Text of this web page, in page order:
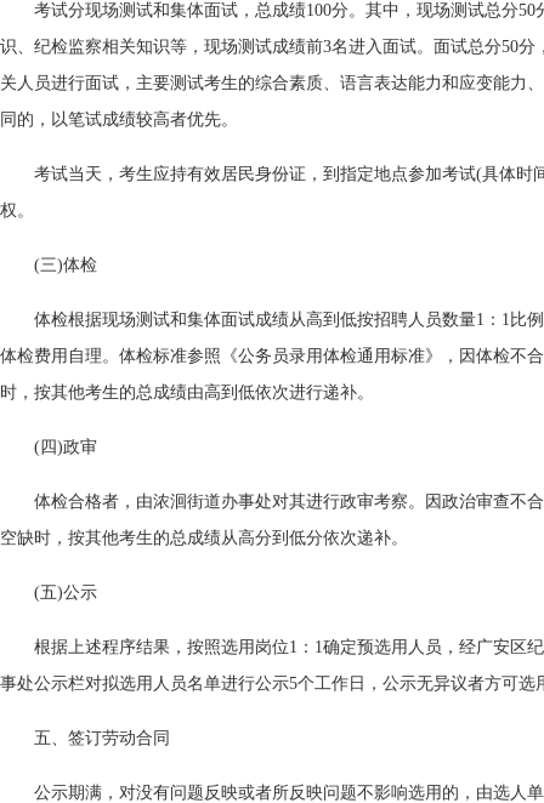
考试分现场测试和集体面试，总成绩100分。其中，现场测试总分
识、纪检监察相关知识等，现场测试成绩前3名进入面试。面试总分50
关人员进行面试，主要测试考生的综合素质、语言表达能力和应变能力
同的，以笔试成绩较高者优先。
考试当天，考生应持有效居民身份证，到指定地点参加考试(具体时
权。
(三)体检
体检根据现场测试和集体面试成绩从高到低按招聘人员数量1：1比
体检费用自理。体检标准参照《公务员录用体检通用标准》，因体检不
时，按其他考生的总成绩由高到低依次进行递补。
(四)政审
体检合格者，由浓洄街道办事处对其进行政审考察。因政治审查不
空缺时，按其他考生的总成绩从高分到低分依次递补。
(五)公示
根据上述程序结果，按照选用岗位1：1确定预选用人员，经广安区
事处公示栏对拟选用人员名单进行公示5个工作日，公示无异议者方可选
五、签订劳动合同
公示期满，对没有问题反映或者所反映问题不影响选用的，由选人